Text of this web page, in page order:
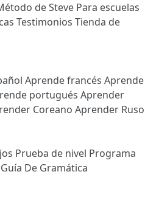
de Steve Para escuelas
Testimonios Tienda de
Aprende francés Aprende
portugués Aprender
Coreano Aprender Ruso
Prueba de nivel Programa
Guía De Gramática